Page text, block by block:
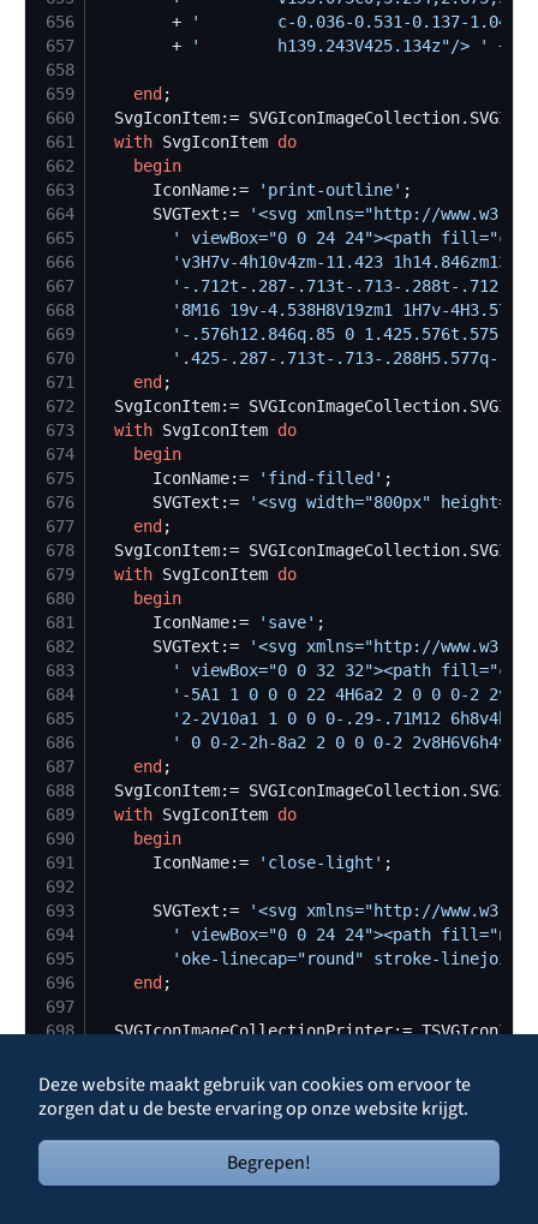
Deze website maakt gebruik van cookies om ervoor te
zorgen dat u de beste ervaring op onze website krijgt.
Begrepen!
656
        +
'
c-0.036-0.531-0.137-
657
        +
'
		h139.243V425.134z"/>
' +
658
659
end
660
SvgIconItem:=
661
with SvgIconItem do
662
begin
663
      IconName:=
' print-outline'
664
      SVGText:=
'<svg xmlns="http://
665
'
viewBox="0 0 24 24"><path
666
'v3H7v-4h10v4zm-11.423
667
' -.712t-.287-.713t-.713-.288t-
668
' 8M16 19v-4.538H8V19zm1 1H7v-
669
' -.576h12.846q.85 0 1.425.576t.575
670
' .425-.287-.713t-.713-.288H5.577q-
671
end
672
SvgIconItem:=
673
with SvgIconItem do
674
begin
675
      IconName:=
' find-filled '
676
      SVGText:=
'<svg width="800px"
677
end
678
SvgIconItem:=
679
with SvgIconItem do
680
begin
681
      IconName:=
' save'
682
      SVGText:=
'<svg xmlns="http://
683
'
viewBox="0 0 32 32"><path
684
' -5A1 1 0 0 0 22 4H6a2 2 0 0 0-2
685
' 2-2V10a1 1 0 0 0-.29-.71M12 6h8v4h-
686
'
0 0-2-2h-8a2 2 0 0 0-2
687
end
688
SvgIconItem:=
689
with SvgIconItem do
690
begin
691
      IconName:=
' close-light '
692
693
      SVGText:=
'<svg xmlns="http://
694
'
viewBox="0 0 24 24"><path
695
' oke-linecap="round" stroke-
696
end
697
698
SVGIconImageCollectionPrinter:=
700
SvgIconItem:=
701
with SvgIconItem do
      SVGText:=
'<svg viewBox="0 0 1024